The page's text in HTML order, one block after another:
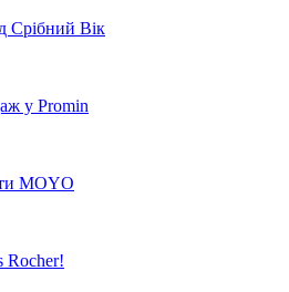
Срібний Вік
у Promin
MOYO
Rocher!